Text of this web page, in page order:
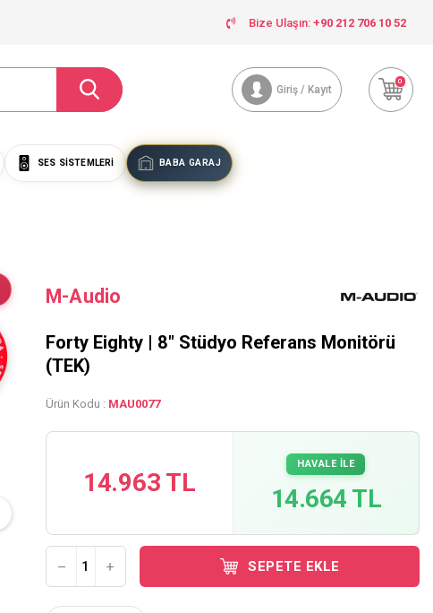
Bize Ulaşın: +90 212 706 10 52
Giriş / Kayıt
0
SES SISTEMLERI BABA GARAJ
M-Audio
Forty Eighty | 8" Stüdyo Referans Monitörü
(TEK)
Ürün Kodu : MAU0077
14.963 TL
HAVALE İLE
14.664 TL
SEPETE EKLE